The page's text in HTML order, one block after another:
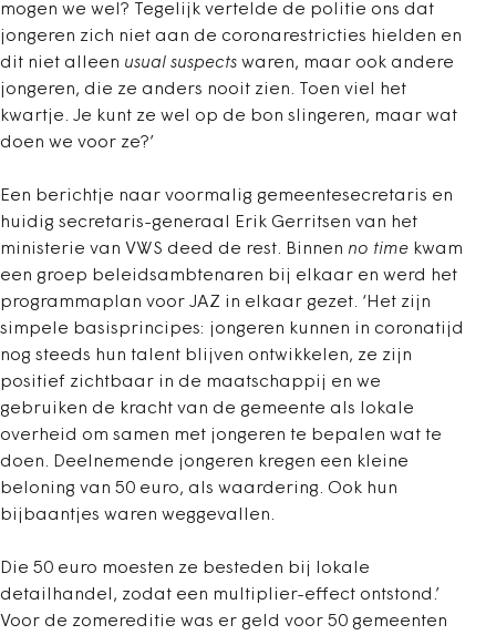
mogen we wel? Tegelijk vertelde de politie ons dat
jongeren zich niet aan de coronarestricties hielden en
dit niet alleen usual suspects waren, maar ook andere
jongeren, die ze anders nooit zien. Toen viel het
kwartje. Je kunt ze wel op de bon slingeren, maar wat
doen we voor ze?’
Een berichtje naar voormalig gemeentesecretaris en
huidig secretaris-generaal Erik Gerritsen van het
ministerie van VWS deed de rest. Binnen no time kwam
een groep beleidsambtenaren bij elkaar en werd het
programmaplan voor JAZ in elkaar gezet. ‘Het zijn
simpele basisprincipes: jongeren kunnen in coronatijd
nog steeds hun talent blijven ontwikkelen, ze zijn
positief zichtbaar in de maatschappij en we
gebruiken de kracht van de gemeente als lokale
overheid om samen met jongeren te bepalen wat te
doen. Deelnemende jongeren kregen een kleine
beloning van 50 euro, als waardering. Ook hun
bijbaantjes waren weggevallen.
Die 50 euro moesten ze besteden bij lokale
detailhandel, zodat een multiplier-effect ontstond.’
Voor de zomereditie was er geld voor 50 gemeenten